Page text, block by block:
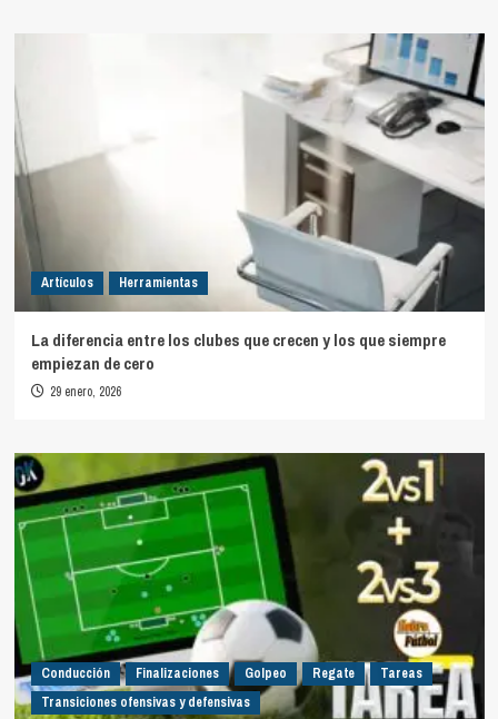
Artículos Herramientas
La diferencia entre los clubes que crecen y los que siempre
empiezan de cero
29 enero, 2026
Conducción Finalizaciones Golpeo Regate
Tareas
Transiciones ofensivas y defensivas